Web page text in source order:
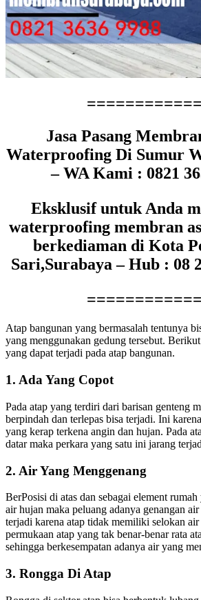
Jasa Pasang
Waterproofing Di Sumur
– WA Kami : 0821
Eksklusif untuk Anda
waterproofing membran
berkediaman di Kota
Sari,Surabaya – Hub : 08
Atap bangunan yang bermasalah tentunya
yang menggunakan gedung tersebut.
yang dapat terjadi pada atap bangunan.
1. Ada Yang Copot
Pada atap yang terdiri dari barisan genteng
berpindah dan terlepas bisa terjadi. Ini
yang kerap terkena angin dan hujan. Pada
datar maka perkara yang satu ini jarang
2. Air Yang Menggenang
BerPosisi di atas dan sebagai element
air hujan maka peluang adanya genangan
terjadi karena atap tidak memiliki selokan
permukaan atap yang tak benar-benar rata
sehingga berkesempatan adanya air yang
3. Rongga Di Atap